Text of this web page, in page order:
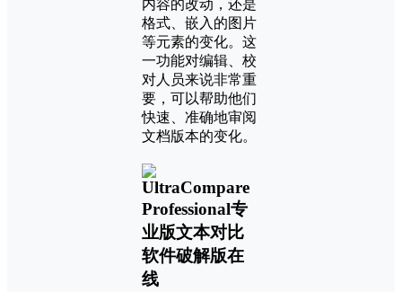
内容的改动，还是
格式、嵌入的图片
等元素的变化。这
一功能对编辑、校
对人员来说非常重
要，可以帮助他们
快速、准确地审阅
文档版本的变化。